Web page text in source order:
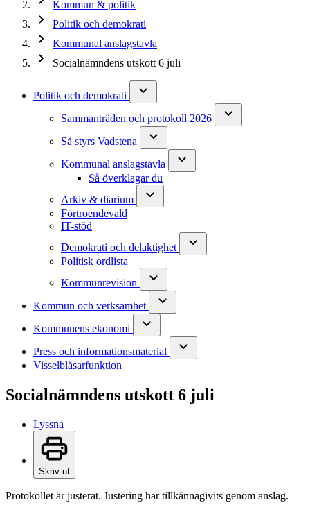
Kommun & politik
Politik och demokrati
Kommunal anslagstavla
Socialnämndens utskott 6 juli
Politik och demokrati
Sammanträden och protokoll 2026
Så styrs Vadstena
Kommunal anslagstavla
Så överklagar du
Arkiv & diarium
Förtroendevald
IT-stöd
Demokrati och delaktighet
Politisk ordlista
Kommunrevision
Kommun och verksamhet
Kommunens ekonomi
Press och informationsmaterial
Visselblåsarfunktion
Socialnämndens utskott 6 juli
Lyssna
Skriv ut
Protokollet är justerat. Justering har tillkännagivits genom anslag.